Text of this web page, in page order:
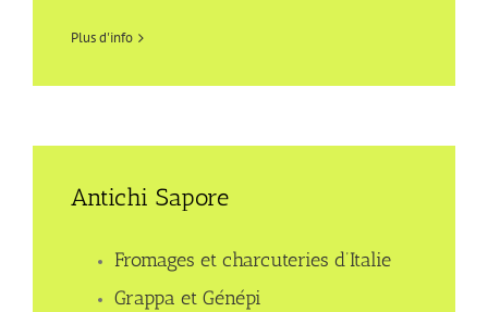
Plus d'info
Antichi Sapore
Fromages et charcuteries d’Italie
Grappa et Génépi